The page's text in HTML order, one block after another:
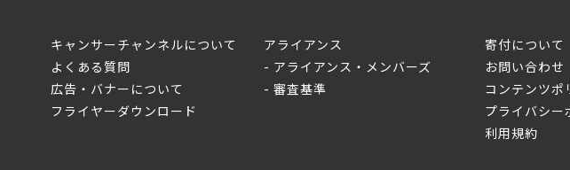
キャンサーチャンネルについて
よくある質問
広告・バナーについて
フライヤーダウンロード
アライアンス
アライアンス・メンバーズ
審査基準
寄付について
お問い合わせ
コンテンツポ
プライバシー
利用規約